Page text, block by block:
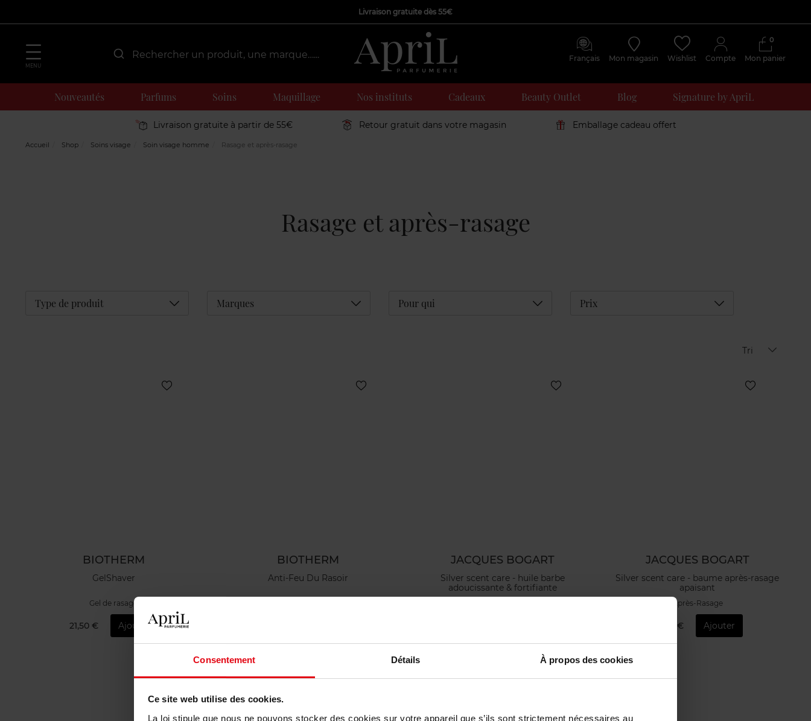
Consentement Détails À propos des cookies
Ce site web utilise des cookies.
La loi stipule que nous ne pouvons stocker des cookies sur votre appareil que s’ils sont strictement nécessaires au
Livraison gratuite dès 55€
MENU
Français Mon magasin Wishlist Compte Mon panier
0
Nouveautés Parfums Soins Maquillage Nos instituts Cadeaux Beauty Outlet Blog Signature by ApriL
Livraison gratuite à partir de 55€ Retour gratuit dans votre magasin Emballage cadeau offert
Accueil Shop Soins visage Soin visage homme Rasage et après-rasage
Rasage et après-rasage
Type de produit Déplier Marques Déplier Pour qui Déplier Prix Déplier
Tri
BIOTHERM
GelShaver
Gel de rasage
21,50 € Ajouter
BIOTHERM
Anti-Feu Du Rasoir
JACQUES BOGART
Silver scent care - huile barbe
adoucissante & fortifiante
JACQUES BOGART
Silver scent care - baume après-rasage
apaisant
Après-Rasage
28,90 € Ajouter